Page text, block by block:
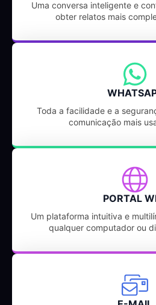
Uma conversa inteligente e
obter relatos mais
Toda a facilidade e a
comunicação mais
PORTAL
Um plataforma intuitiva e
qualquer computador ou